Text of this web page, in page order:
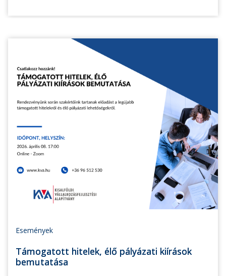
Események
Támogatott hitelek, élő pályázati kiírások
bemutatása